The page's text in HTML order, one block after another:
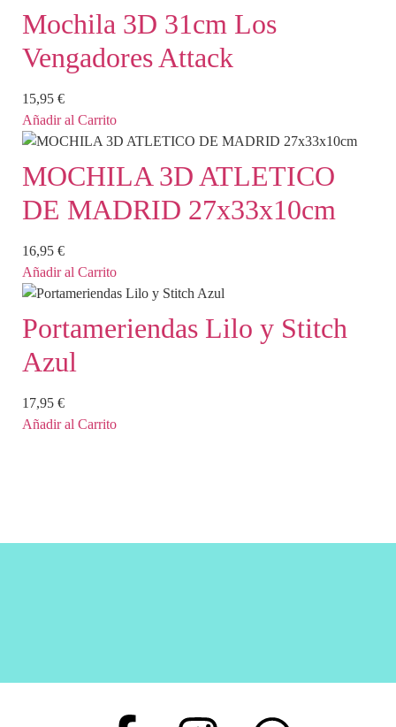
Mochila 3D 31cm Los
Vengadores Attack
15,95 €
Añadir al Carrito
MOCHILA 3D ATLETICO
DE MADRID 27x33x10cm
16,95 €
Añadir al Carrito
Portameriendas Lilo y Stitch
Azul
17,95 €
Añadir al Carrito